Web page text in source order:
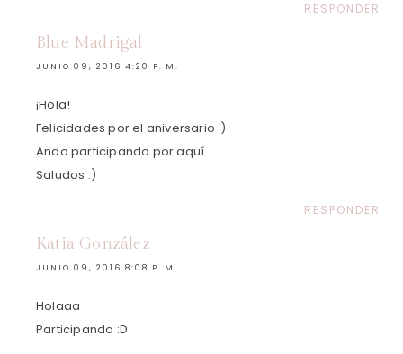
RESPONDER
Blue Madrigal
JUNIO 09, 2016 4:20 P. M.
¡Hola!
Felicidades por el aniversario :)
Ando participando por aquí.
Saludos :)
RESPONDER
Katia González
JUNIO 09, 2016 8:08 P. M.
Holaaa
Participando :D